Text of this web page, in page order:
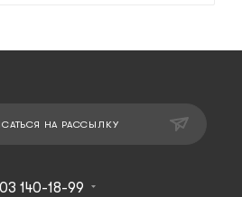
НА РАССЫЛКУ
140-18-99